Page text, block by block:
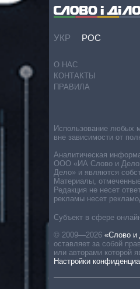
УКР РОС
О НАС
КОНТАКТЫ
ПРАВИЛА
Субъект в сфере
© 2009—2026 «Слово и
оставляет за собой
или авторами которой
Настройки
Использование любых
вне зависимости от
Аналитическая
ООО «ИА Слово и
Дело» и являются
Материалы,
Редакция не несет
рекламы несет